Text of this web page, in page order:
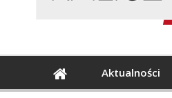
Aktualności